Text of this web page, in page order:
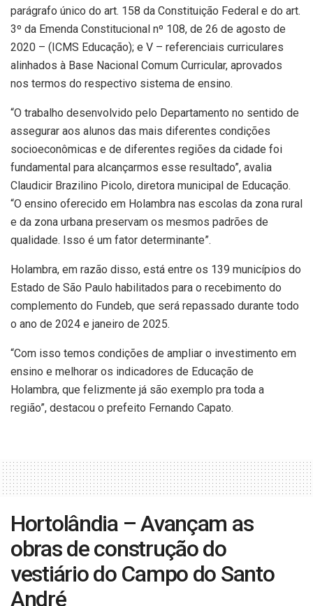
parágrafo único do art. 158 da Constituição Federal e do art.
3º da Emenda Constitucional nº 108, de 26 de agosto de
2020 – (ICMS Educação); e V – referenciais curriculares
alinhados à Base Nacional Comum Curricular, aprovados
nos termos do respectivo sistema de ensino.
“O trabalho desenvolvido pelo Departamento no sentido de
assegurar aos alunos das mais diferentes condições
socioeconômicas e de diferentes regiões da cidade foi
fundamental para alcançarmos esse resultado”, avalia
Claudicir Brazilino Picolo, diretora municipal de Educação.
“O ensino oferecido em Holambra nas escolas da zona rural
e da zona urbana preservam os mesmos padrões de
qualidade. Isso é um fator determinante”.
Holambra, em razão disso, está entre os 139 municípios do
Estado de São Paulo habilitados para o recebimento do
complemento do Fundeb, que será repassado durante todo
o ano de 2024 e janeiro de 2025.
“Com isso temos condições de ampliar o investimento em
ensino e melhorar os indicadores de Educação de
Holambra, que felizmente já são exemplo pra toda a
região”, destacou o prefeito Fernando Capato.
Hortolândia – Avançam as
obras de construção do
vestiário do Campo do Santo
André